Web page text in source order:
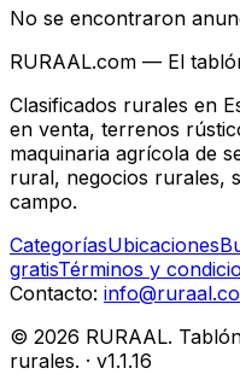
No se encontraron
RURAAL.com — El
Clasificados rurales en
en venta, terrenos
maquinaria agrícola de
rural, negocios rurales,
campo.
CategoríasUbicaciones
gratisTérminos y
Contacto:
© 2026 RURAAL.
rurales. · v1.1.16